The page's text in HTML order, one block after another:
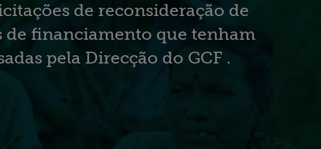
de reconsideração de
de financiamento que tenham
pela Direcção do GCF .